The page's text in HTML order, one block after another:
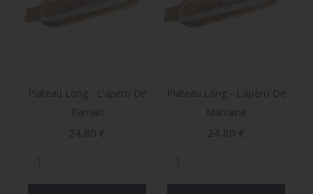
Plateau Long - L’apéro De
Parrain
Prix
24,80 €
Plateau Long - L’apéro De
Marraine
Prix
24,80 €